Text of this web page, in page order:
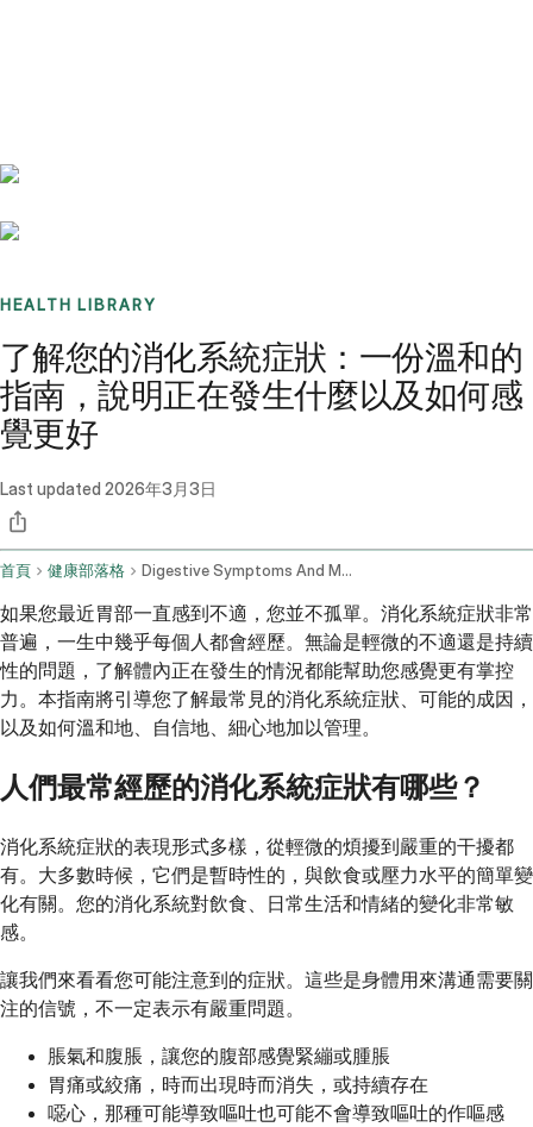
HEALTH LIBRARY
了解您的消化系統症狀：一份溫和的
指南，說明正在發生什麼以及如何感
覺更好
Last updated 2026年3月3日
首頁 健康部落格 Digestive Symptoms And Management
如果您最近胃部一直感到不適，您並不孤單。消化系統症狀非常
普遍，一生中幾乎每個人都會經歷。無論是輕微的不適還是持續
性的問題，了解體內正在發生的情況都能幫助您感覺更有掌控
力。本指南將引導您了解最常見的消化系統症狀、可能的成因，
以及如何溫和地、自信地、細心地加以管理。
人們最常經歷的消化系統症狀有哪些？
消化系統症狀的表現形式多樣，從輕微的煩擾到嚴重的干擾都
有。大多數時候，它們是暫時性的，與飲食或壓力水平的簡單變
化有關。您的消化系統對飲食、日常生活和情緒的變化非常敏
感。
讓我們來看看您可能注意到的症狀。這些是身體用來溝通需要關
注的信號，不一定表示有嚴重問題。
脹氣和腹脹，讓您的腹部感覺緊繃或腫脹
胃痛或絞痛，時而出現時而消失，或持續存在
噁心，那種可能導致嘔吐也可能不會導致嘔吐的作嘔感